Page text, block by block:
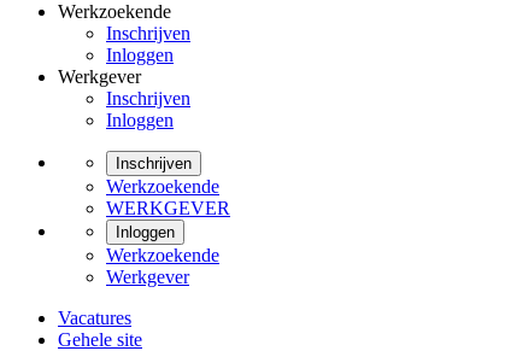
Werkzoekende
Inschrijven
Inloggen
Werkgever
Inschrijven
Inloggen
Inschrijven
Werkzoekende
WERKGEVER
Inloggen
Werkzoekende
Werkgever
Vacatures
Gehele site